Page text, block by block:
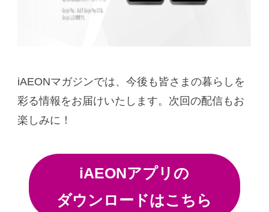
iAEONマガジンでは、今後も皆さまの暮らしを
彩る情報をお届けいたします。次回の配信もお
楽しみに！
iAEONアプリの
ダウンロードはこちら